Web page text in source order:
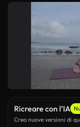
Ricreare con l’IA
Crea nuove versioni di